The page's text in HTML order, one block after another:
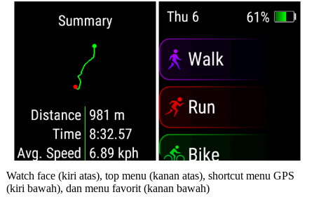
Watch face (kiri atas), top menu (kanan atas), shortcut menu GPS
(kiri bawah), dan menu favorit (kanan bawah)